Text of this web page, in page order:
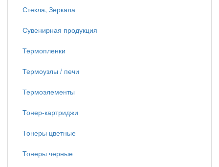
Стекла, Зеркала
Сувенирная продукция
Термопленки
Термоузлы / печи
Термоэлементы
Тонер-картриджи
Тонеры цветные
Тонеры черные